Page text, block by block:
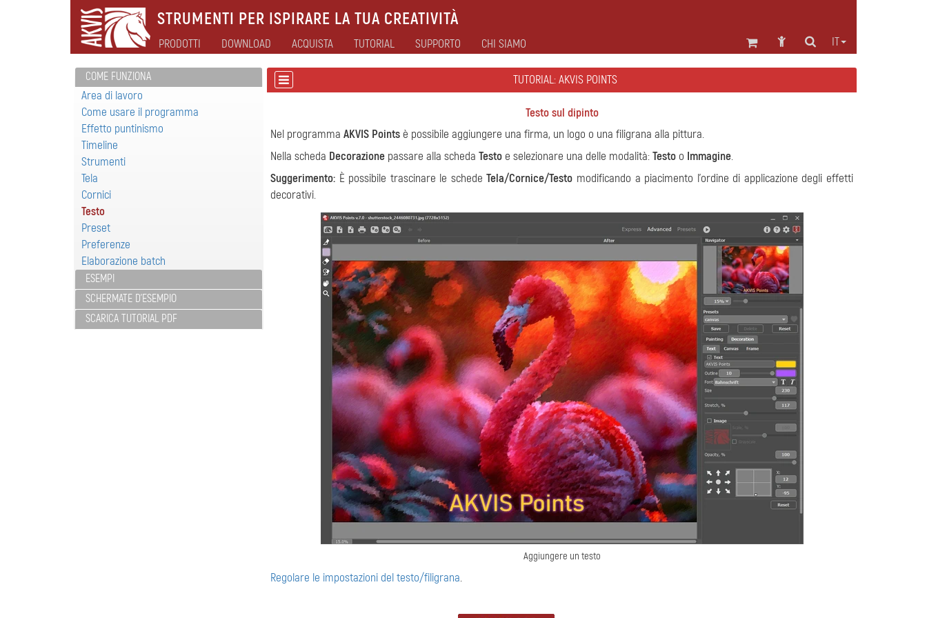
STRUMENTI PER ISPIRARE LA TUA CREATIVITÀ
IT
PRODOTTI DOWNLOAD ACQUISTA TUTORIAL SUPPORTO CHI SIAMO
COME FUNZIONA
Area di lavoro
Come usare il programma
Effetto puntinismo
Timeline
Strumenti
Tela
Cornici
Testo
Preset
Preferenze
Elaborazione batch
ESEMPI
SCHERMATE D'ESEMPIO
SCARICA TUTORIAL PDF
TUTORIAL: AKVIS POINTS
Testo sul dipinto
Nel programma AKVIS Points è possibile aggiungere una firma, un logo o una filigrana alla pittura.
Nella scheda Decorazione passare alla scheda Testo e selezionare una delle modalità:Testo o Immagine.
Suggerimento: È possibile trascinare le schedeTela/Cornice/Testo modificando a piacimento l'ordine di applicazione degli effetti
decorativi.
Aggiungere un testo
Regolare le impostazioni del testo/filigrana.